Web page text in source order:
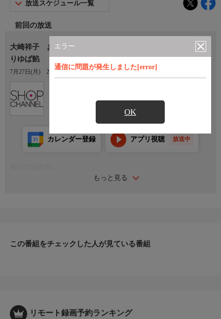
エラー
通信に問題が発生しました[error]
OK
放送スケジュール一覧
前回の放送
大崎祥子 おすすめ！ 生ゆば使用だしにこだわったとろー
りゆば餡
7月27日(月) 21:00〜21:29
もっと見る
カレンダー登録 アプリ視聴 放送中
＊ライブ放送につき、番組および商品内容に変更が生じる場合も
この番組をチェックした人が見ている番組
リモート録画予約ランキング